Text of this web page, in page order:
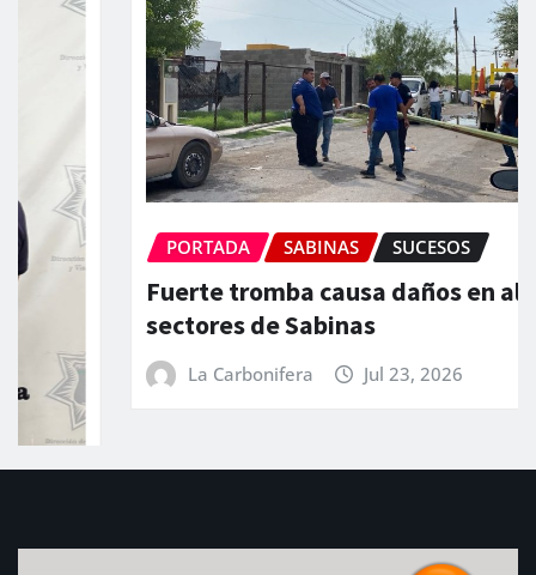
PORTADA SABINAS SUCESOS
Fuerte tromba causa daños en algunos
sectores de Sabinas
La Carbonifera Jul 23, 2026